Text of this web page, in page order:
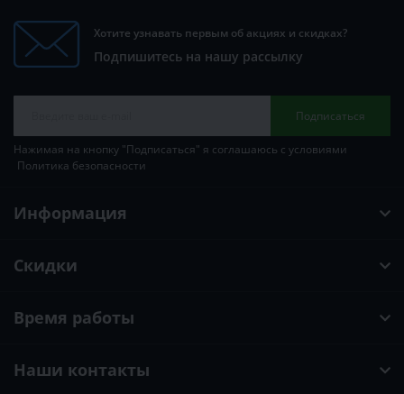
Хотите узнавать первым об акциях и скидках?
Подпишитесь на нашу рассылку
Подписаться
Нажимая на кнопку "Подписаться" я соглашаюсь с условиями
Политика безопасности
Информация
Скидки
Время работы
Наши контакты